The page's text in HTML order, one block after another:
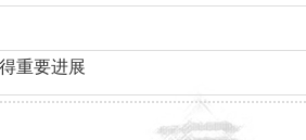
重要进展